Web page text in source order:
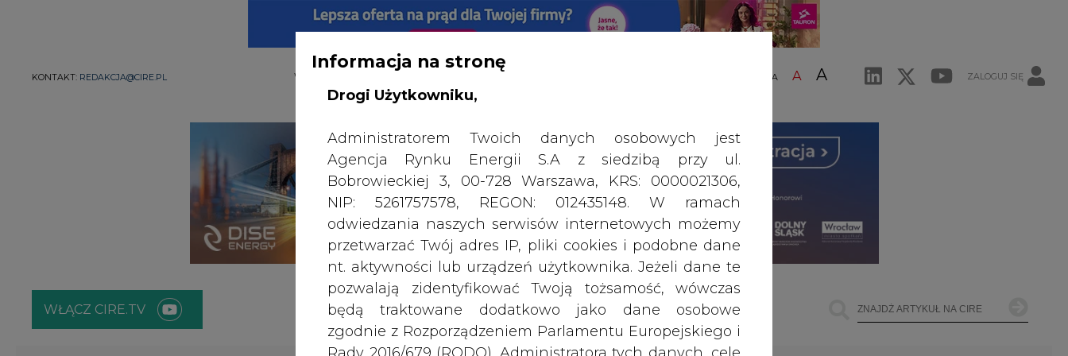
KONTAKT: REDAKCJA@CIRE.PL WYDAWCA PORTALU: A A A ZALOGUJ SIĘ
WŁĄCZ CIRE.TV
Informacja na stronę
Drogi Użytkowniku,
Administratorem Twoich danych osobowych jest
Agencja Rynku Energii S.A z siedzibą przy ul.
Bobrowieckiej 3, 00-728 Warszawa, KRS: 0000021306,
NIP: 5261757578, REGON: 012435148. W ramach
odwiedzania naszych serwisów internetowych możemy
przetwarzać Twój adres IP, pliki cookies i podobne dane
nt. aktywności lub urządzeń użytkownika. Jeżeli dane te
pozwalają zidentyfikować Twoją tożsamość, wówczas
będą traktowane dodatkowo jako dane osobowe
zgodnie z Rozporządzeniem Parlamentu Europejskiego i